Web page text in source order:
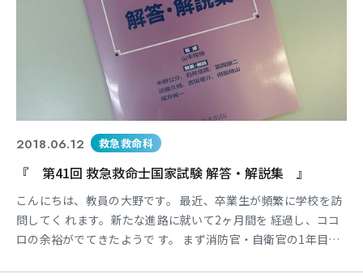
2018.06.12 救急救命科
『 第41回 救急救命士国家試験 解答・解説集 』
こんにちは、教員の大野です。 最近、卒業生が頻繁に学校を訪
問してく れます。新たな進路に就いて2ヶ月間を 経過し、ココ
ロの余裕がでてきたようで す。 まず消防官・自衛官の1年目は